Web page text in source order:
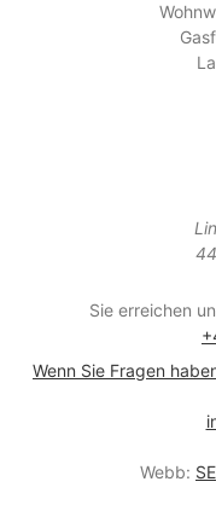
Sie erreichen
Wenn Sie Fragen
Webb: SE